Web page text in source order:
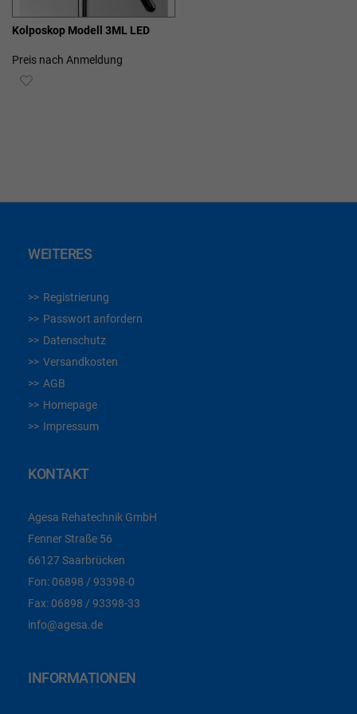
Kolposkop Modell 3ML LED
Preis nach Anmeldung
ZUR
WEITERES
Registrierung
Passwort anfordern
Datenschutz
Versandkosten
AGB
Homepage
Impressum
KONTAKT
Agesa Rehatechnik GmbH
Fenner Straße 56
66127 Saarbrücken
Fon: 06898 / 93398-0
Fax: 06898 / 93398-33
info@agesa.de
INFORMATIONEN